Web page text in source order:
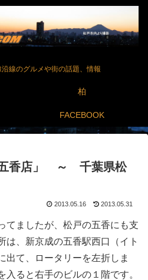
線のグルメや街の話題、情報
柏
FACEBOOK
香店」 ～ 千葉県松
2013.05.16 2013.05.31
てましたが、松戸の五香にも支
は、新京成の五香駅西口（イト
出て、ロータリーを左折しま
ると右手のビルの１階です。